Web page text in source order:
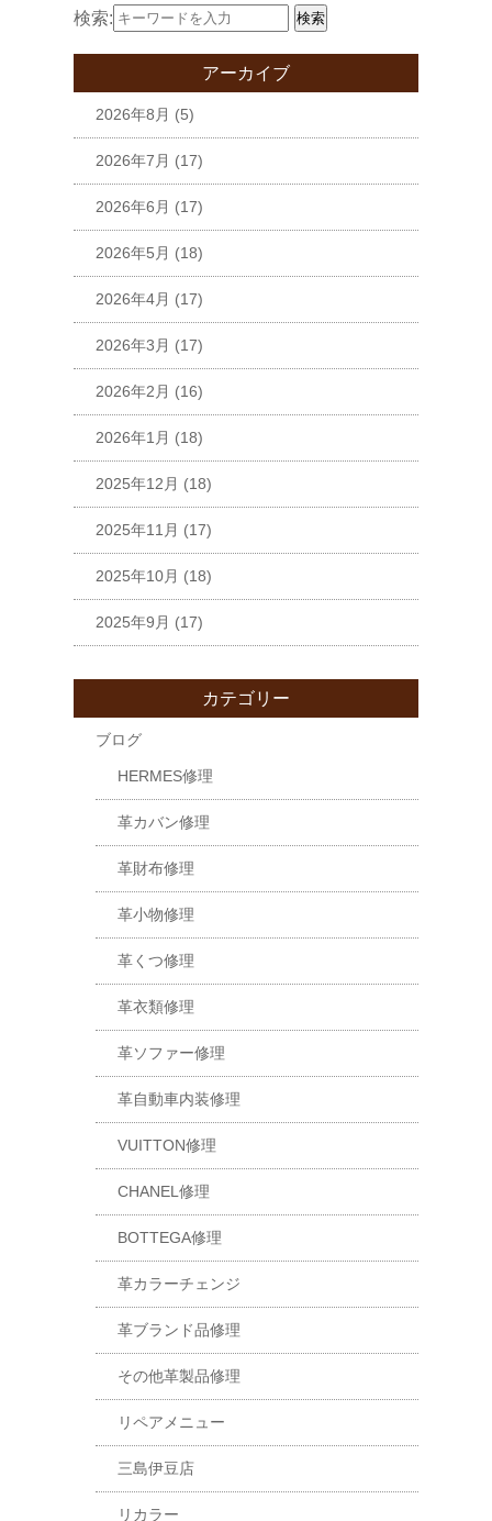
検索: 検索
アーカイブ
2026年8月 (5)
2026年7月 (17)
2026年6月 (17)
2026年5月 (18)
2026年4月 (17)
2026年3月 (17)
2026年2月 (16)
2026年1月 (18)
2025年12月 (18)
2025年11月 (17)
2025年10月 (18)
2025年9月 (17)
カテゴリー
ブログ
HERMES修理
革カバン修理
革財布修理
革小物修理
革くつ修理
革衣類修理
革ソファー修理
革自動車内装修理
VUITTON修理
CHANEL修理
BOTTEGA修理
革カラーチェンジ
革ブランド品修理
その他革製品修理
リペアメニュー
三島伊豆店
リカラー